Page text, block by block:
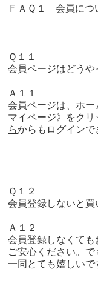
ＦＡＱ１ 会員につ
Ｑ１１
会員ページはどうや
Ａ１１
会員ページは、ホ
マイページ》
をクリ
らからもログインで
Ｑ１２
会員登録しないと買
Ａ１２
会員登録しなくて
ご安心ください。
一同とても嬉しいで